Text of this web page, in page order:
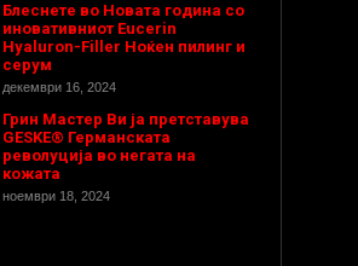
Блеснете во Новата година со
иновативниот Eucerin
Hyaluron-Filler Ноќен пилинг и
серум
декември 16, 2024
Грин Мастер Ви ја претставува
GESKE® Германската
револуција во негата на
кожата
ноември 18, 2024